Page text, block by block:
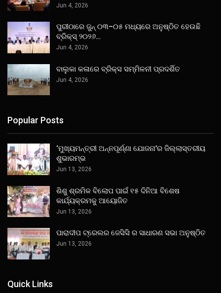
Jun 4, 2026
ପୁରୀଠାରେ ଜୁନ୍ ୦୩–୦୫ ମଧ୍ୟରେ ଅନୁଷ୍ଠିତ ହେଉଛି
ବ୍ରିକ୍ସ୍ ୨୦୨୬…
Jun 4, 2026
ବାଲୁକା କଳାରେ ବ୍ରିକ୍ସ ସମ୍ମିଳନୀ ପ୍ରଦର୍ଶିତ
Jun 4, 2026
Popular Posts
‘ମୁଖ୍ୟମନ୍ତ୍ରୀ ଅନ୍ନପୂର୍ଣ୍ଣା ଯୋଜନା’ର ଜିଲ୍ଲାସ୍ତରୀୟ
ଶୁଭାରମ୍ଭ
Jun 13, 2026
ଶିଶୁ ଶ୍ରମିକ ବିଲୋପ ପାଇଁ ୧୫ ଦିନିଆ ବିଶେଷ
କାର୍ଯ୍ୟକ୍ରମକୁ ଆୟୋଜିତ
Jun 13, 2026
ପାରାଦୀପ ଟ୍ରେଲର ଜେସିସି ର ସାଧାରଣ ସଭା ଅନୁଷ୍ଠିତ
Jun 13, 2026
Quick Links